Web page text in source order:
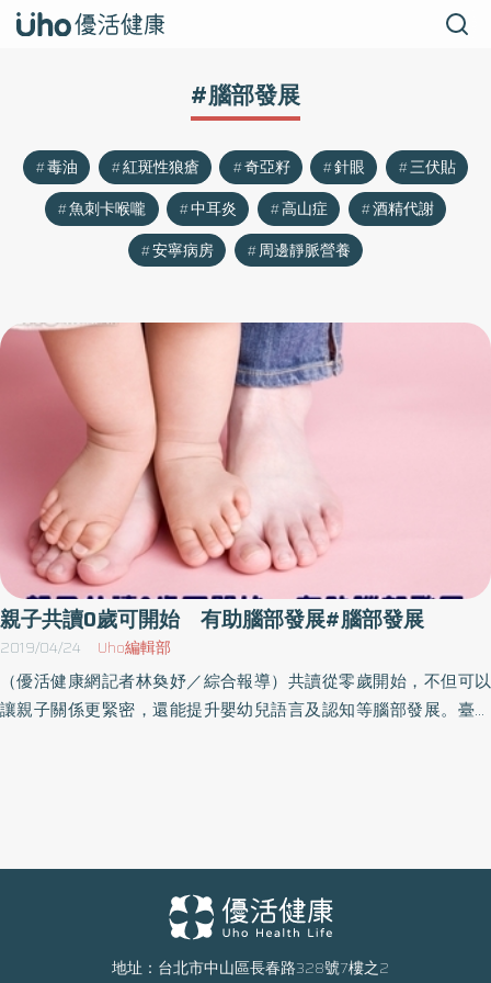
#腦部發展
毒油 紅斑性狼瘡 奇亞籽 針眼
三伏貼
魚刺卡喉嚨
中耳炎 高山症
酒精代謝
安寧病房
周邊靜脈營養
親子共讀0歲可開始 有助腦部發展#腦部發展
2019/04/24 Uho編輯部
（優活健康網記者林奐妤／綜合報導）共讀從零歲開始，不但可以
讓親子關係更緊密，還能提升嬰幼兒語言及認知等腦部發展。臺中
寶寶就會很喜歡。部分爸媽擔心手邊沒有適合孩子的書，是否就不
能共讀？李敏駿主任表示，親子共讀沒有嚴格要求一定要用什麼
書，就算隨手可得的賣場廣告單張，爸媽也可以指著廣告紙上的水
地址：台北市中山區長春路328號7樓之2